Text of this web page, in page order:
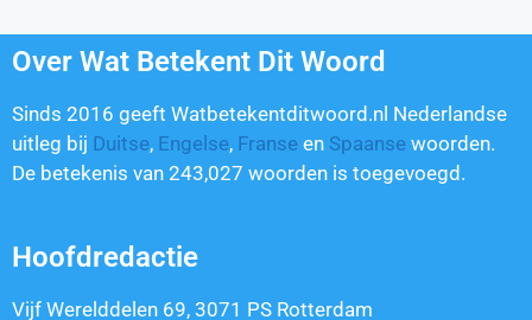
Over Wat Betekent Dit Woord
Sinds 2016 geeft Watbetekentditwoord.nl Nederlandse
uitleg bij Duitse, Engelse, Franse en Spaanse woorden.
De betekenis van 243,027 woorden is toegevoegd.
Hoofdredactie
Vijf Werelddelen 69, 3071 PS Rotterdam